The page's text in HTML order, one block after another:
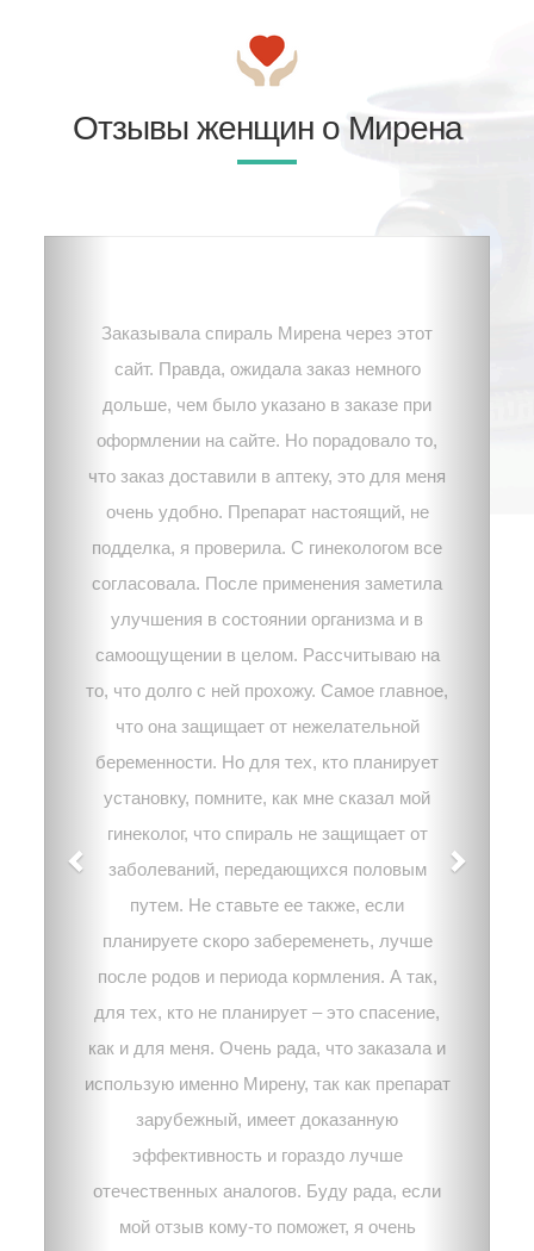
Отзывы женщин о Мирена
Заказывала спираль Мирена через этот
сайт. Правда, ожидала заказ немного
дольше, чем было указано в заказе при
оформлении на сайте. Но порадовало то,
что заказ доставили в аптеку, это для меня
очень удобно. Препарат настоящий, не
подделка, я проверила. С гинекологом все
согласовала. После применения заметила
улучшения в состоянии организма и в
самоощущении в целом. Рассчитываю на
то, что долго с ней прохожу. Самое главное,
что она защищает от нежелательной
беременности. Но для тех, кто планирует
установку, помните, как мне сказал мой
гинеколог, что спираль не защищает от
заболеваний, передающихся половым
путем. Не ставьте ее также, если
планируете скоро забеременеть, лучше
после родов и периода кормления. А так,
для тех, кто не планирует – это спасение,
как и для меня. Очень рада, что заказала и
использую именно Мирену, так как препарат
зарубежный, имеет доказанную
эффективность и гораздо лучше
отечественных аналогов. Буду рада, если
мой отзыв кому-то поможет, я очень